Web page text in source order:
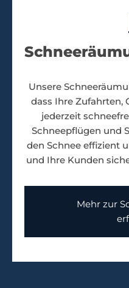
Unsere
dass Ihre Zufahrten,
jederzeit
Schneepflügen und
den Schnee effizient
und Ihre Kunden
Mehr zur